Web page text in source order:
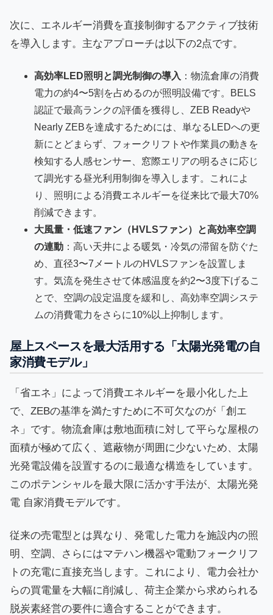
次に、エネルギー消費を直接制御するアクティブ技術
を導入します。主なアプローチは以下の2点です。
高効率LED照明と調光制御の導入 ：物流倉庫の消費
電力の約4〜5割を占めるのが照明設備です。BELS
認証で最高ランクの評価を獲得し、ZEB Readyや
Nearly ZEBを達成するためには、単なるLEDへの更
新にとどまらず、フォークリフトや作業員の動きを
検知する人感センサー、窓際エリアの明るさに応じ
て調光する昼光利用制御を導入します。これによ
り、照明による消費エネルギーを従来比で最大70%
削減できます。
大風量・低速ファン（HVLSファン）と高効率空調
の連動 ：高い天井による暖気・冷気の滞留を防ぐた
め、直径3〜7メートルのHVLSファンを設置しま
す。気流を発生させて体感温度を約2〜3度下げるこ
とで、空調の設定温度を緩和し、高効率空調システ
ムの消費電力をさらに10%以上抑制します。
屋上スペースを最大活用する「太陽光発電の自
家消費モデル」
「省エネ」によって消費エネルギーを最小化した上
で、ZEBの基準を満たすために不可欠なのが「創エ
ネ」です。物流倉庫は敷地面積に対して平らな屋根の
面積が極めて広く、遮蔽物が周囲に少ないため、太陽
光発電設備を設置するのに最適な構造をしています。
このポテンシャルを最大限に活かす手法が、太陽光発
電 自家消費モデルです。
従来の売電型とは異なり、発電した電力を施設内の照
明、空調、さらにはマテハン機器や電動フォークリフ
トの充電に直接充当します。これにより、電力会社か
らの買電量を大幅に削減し、荷主企業から求められる
脱炭素経営の要件に適合することができます。